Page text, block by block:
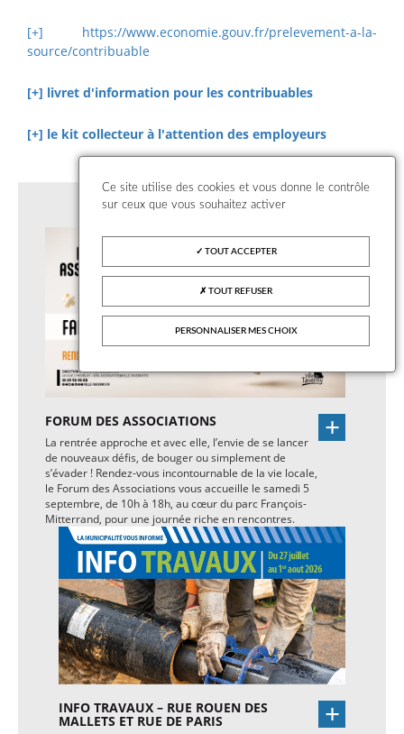
[+] https://www.economie.gouv.fr/prelevement-a-la-
source/contribuable
[+] livret d'information pour les contribuables
[+] le kit collecteur à l'attention des employeurs
FORUM DES ASSOCIATIONS
La rentrée approche et avec elle, l’envie de se lancer
de nouveaux défis, de bouger ou simplement de
s’évader ! Rendez-vous incontournable de la vie locale,
le Forum des Associations vous accueille le samedi 5
septembre, de 10h à 18h, au cœur du parc François-
Mitterrand, pour une journée riche en rencontres.
INFO TRAVAUX – RUE ROUEN DES
MALLETS ET RUE DE PARIS
Ce site utilise des cookies et vous donne le contrôle
sur ceux que vous souhaitez activer
TOUT ACCEPTER
TOUT REFUSER
PERSONNALISER MES CHOIX